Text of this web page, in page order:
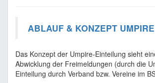
ABLAUF & KONZEPT UMPIRE
Das Konzept der Umpire-Einteilung sieht
Abwicklung der Freimeldungen (durch die
Einteilung durch Verband bzw. Vereine im